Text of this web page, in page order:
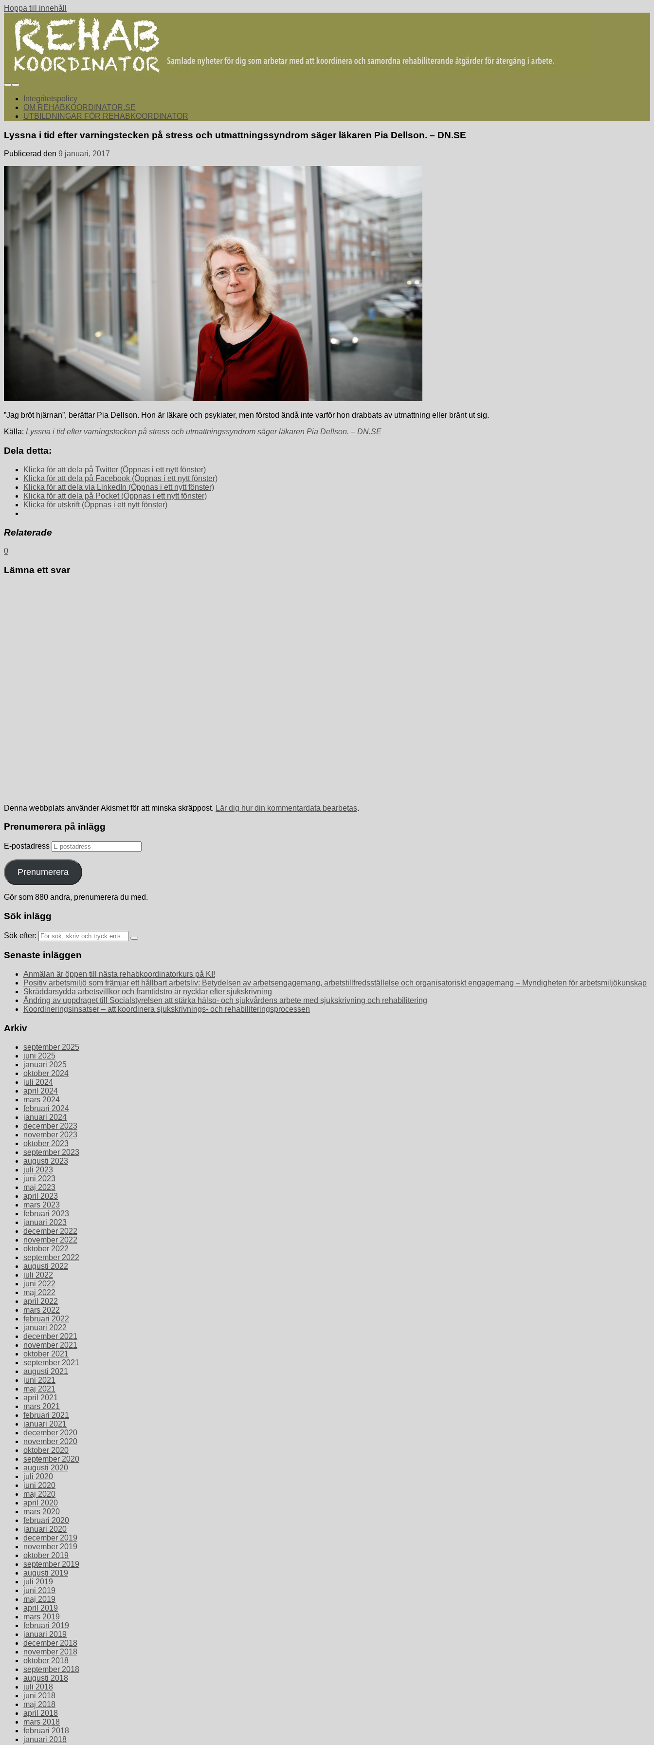
Hoppa till innehåll
Integritetspolicy
OM REHABKOORDINATOR.SE
UTBILDNINGAR FÖR REHABKOORDINATOR
Lyssna i tid efter varningstecken på stress och utmattningssyndrom säger läkaren Pia Dellson. – DN.SE
Publicerad den 9 januari, 2017
”Jag bröt hjärnan”, berättar Pia Dellson. Hon är läkare och psykiater, men förstod ändå inte varför hon drabbats av utmattning eller bränt ut sig.
Källa: Lyssna i tid efter varningstecken på stress och utmattningssyndrom säger läkaren Pia Dellson. – DN.SE
Dela detta:
Klicka för att dela på Twitter (Öppnas i ett nytt fönster)
Klicka för att dela på Facebook (Öppnas i ett nytt fönster)
Klicka för att dela via LinkedIn (Öppnas i ett nytt fönster)
Klicka för att dela på Pocket (Öppnas i ett nytt fönster)
Klicka för utskrift (Öppnas i ett nytt fönster)
Relaterade
0
Lämna ett svar
Denna webbplats använder Akismet för att minska skräppost. Lär dig hur din kommentardata bearbetas.
Prenumerera på inlägg
E-postadress
Prenumerera
Gör som 880 andra, prenumerera du med.
Sök inlägg
Sök efter:
Senaste inläggen
Anmälan är öppen till nästa rehabkoordinatorkurs på KI!
Positiv arbetsmiljö som främjar ett hållbart arbetsliv: Betydelsen av arbetsengagemang, arbetstillfredsställelse och organisatoriskt engagemang – Myndigheten för arbetsmiljökunskap
Skräddarsydda arbetsvillkor och framtidstro är nycklar efter sjukskrivning
Ändring av uppdraget till Socialstyrelsen att stärka hälso- och sjukvårdens arbete med sjukskrivning och rehabilitering
Koordineringsinsatser – att koordinera sjukskrivnings- och rehabiliteringsprocessen
Arkiv
september 2025
juni 2025
januari 2025
oktober 2024
juli 2024
april 2024
mars 2024
februari 2024
januari 2024
december 2023
november 2023
oktober 2023
september 2023
augusti 2023
juli 2023
juni 2023
maj 2023
april 2023
mars 2023
februari 2023
januari 2023
december 2022
november 2022
oktober 2022
september 2022
augusti 2022
juli 2022
juni 2022
maj 2022
april 2022
mars 2022
februari 2022
januari 2022
december 2021
november 2021
oktober 2021
september 2021
augusti 2021
juni 2021
maj 2021
april 2021
mars 2021
februari 2021
januari 2021
december 2020
november 2020
oktober 2020
september 2020
augusti 2020
juli 2020
juni 2020
maj 2020
april 2020
mars 2020
februari 2020
januari 2020
december 2019
november 2019
oktober 2019
september 2019
augusti 2019
juli 2019
juni 2019
maj 2019
april 2019
mars 2019
februari 2019
januari 2019
december 2018
november 2018
oktober 2018
september 2018
augusti 2018
juli 2018
juni 2018
maj 2018
april 2018
mars 2018
februari 2018
januari 2018